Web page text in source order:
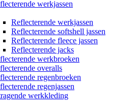
werkjassen
Reflecterende werkjassen
Reflecterende softshell jassen
Reflecterende fleece jassen
Reflecterende jacks
werkbroeken
overalls
regenbroeken
regenjassen
werkkleding